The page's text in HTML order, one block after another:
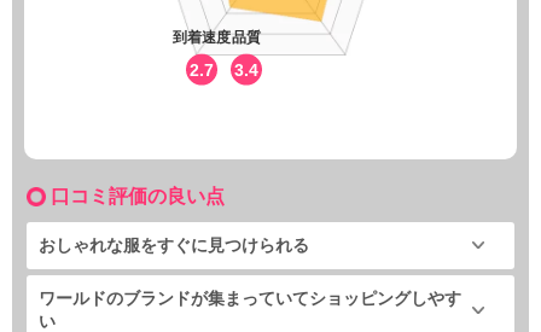
品質
3.4
到着速度
2.7
口コミ評価の良い点
おしゃれな服をすぐに見つけられる
ワールドのブランドが集まっていてショッピングしやす
い